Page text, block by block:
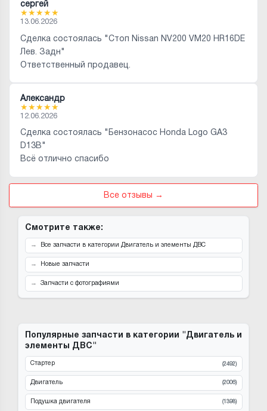
сергей
★★★★★
13.06.2026
Сделка состоялась "Стоп Nissan NV200 VM20 HR16DE
Лев. Задн"
Ответственный продавец.
Александр
★★★★★
12.06.2026
Сделка состоялась "Бензонасос Honda Logo GA3
D13B"
Всё отлично спасибо
Все отзывы →
Смотрите также:
Все запчасти в категории Двигатель и элементы ДВС
Новые запчасти
Запчасти с фотографиями
Популярные запчасти в категории "Двигатель и
элементы ДВС"
Стартер (2492)
Двигатель (2006)
Подушка двигателя (1398)